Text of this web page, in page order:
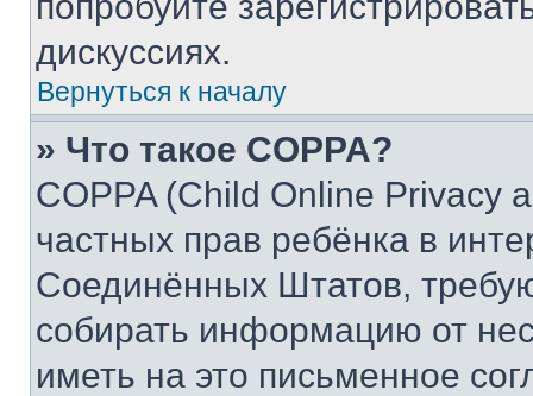
дискуссиях.
Вернуться к началу
» Что такое COPPA?
COPPA (Child Online Privacy
частных прав ребёнка в
Соединённых Штатов,
собирать информацию от
иметь на это письменное